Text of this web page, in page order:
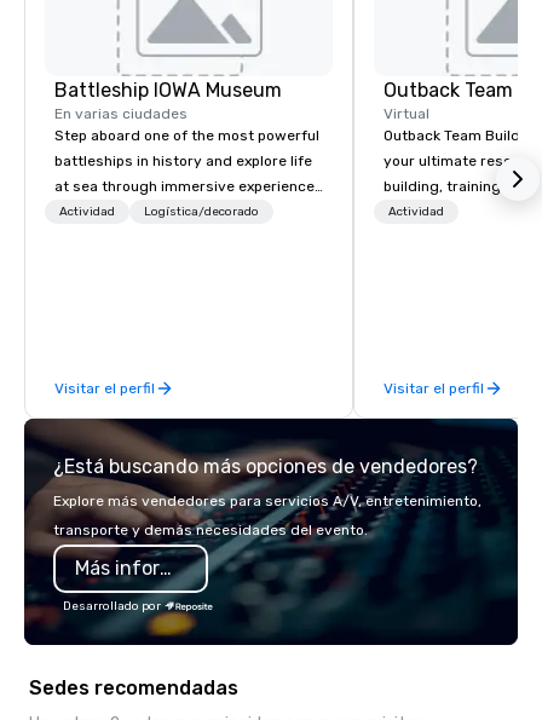
Battleship IOWA Museum
En varias ciudades
Step aboard one of the most powerful
battleships in history and explore life
at sea through immersive experiences
designed for all ages. From self-
massive gun turrets, descending into
the heart of the engineering spaces,
or racing against time to save the
ship in a thrilling escape challenge —
each experience brings the ship to life
in unforgettable ways.
Actividad Logística/decorado
Visitar el perfil
Outback Team
Virtual
Outback Team
your ultimate
building, training, and
Recommended by
Actividad
Visitar el perfil
¿Está buscando más opciones de vendedores?
Explore más vendedores para servicios A/V, entretenimiento,
transporte y demás necesidades del evento.
Más información
Desarrollado por
Sedes recomendadas